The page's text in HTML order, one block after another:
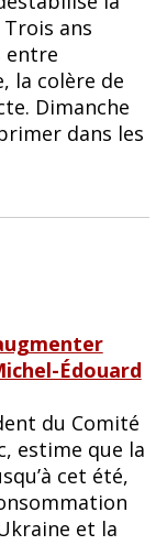
Trois ans
entre
la colère de
Dimanche
dans les
Édouard
du Comité
estime que la
cet été,
et la